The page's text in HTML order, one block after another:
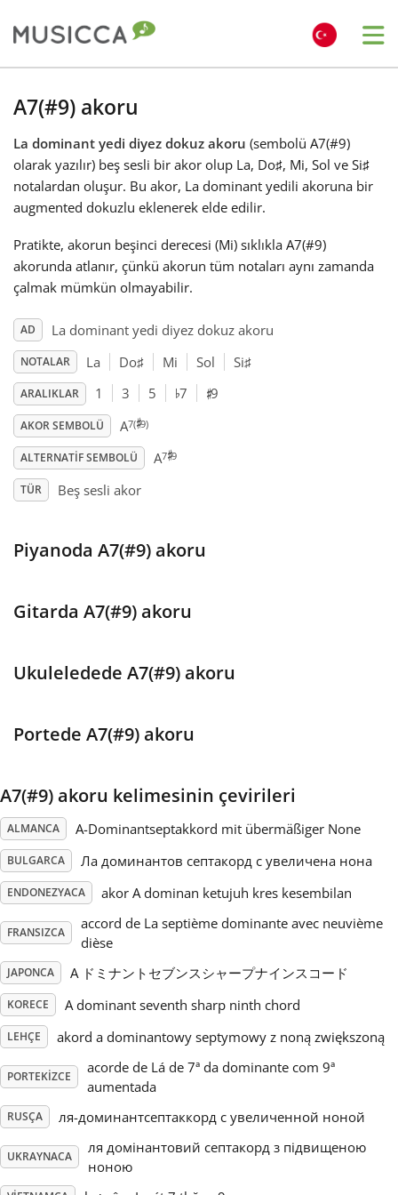
Български
Dansk
Deutsch
Español
Français
한국어
हिन्दी
Italiano
Русский
Svenska
Tiếng Việt
Türkçe
Українська
简体中文
繁體中文
A7(#9) akoru
La dominant yedi diyez dokuz akoru (sembolü A7(#9)
olarak yazılır) beş sesli bir akor olup La, Do♯, Mi, Sol ve Si♯
notalardan oluşur. Bu akor, La dominant yedili akoruna bir
augmented dokuzlu eklenerek elde edilir.
Pratikte, akorun beşinci derecesi (Mi) sıklıkla A7(#9)
akorunda atlanır, çünkü akorun tüm notaları aynı zamanda
çalmak mümkün olmayabilir.
AD La dominant yedi diyez dokuz akoru
NOTALAR La Do♯ Mi Sol Si♯
ARALIKLAR 1 3 5 ♭7 ♯9
AKOR SEMBOLÜ A7(♯9)
ALTERNATIF SEMBOLÜ A7♯9
TÜR Beş sesli akor
Piyanoda A7(#9) akoru
Gitarda A7(#9) akoru
Ukuleledede A7(#9) akoru
Portede A7(#9) akoru
A7(#9) akoru kelimesinin çevirileri
ALMANCA A-Dominantseptakkord mit übermäßiger None
BULGARCA Ла доминантов септакорд с увеличена нона
ENDONEZYACA akor A dominan ketujuh kres kesembilan
FRANSIZCA
accord de La septième dominante avec neuvième
dièse
JAPONCA A ドミナントセブンスシャープナインスコード
KORECE A dominant seventh sharp ninth chord
LEHÇE akord a dominantowy septymowy z noną zwiększoną
PORTEKIZCE
acorde de Lá de 7ª da dominante com 9ª
aumentada
RUSÇA ля-доминантсептаккорд с увеличенной ноной
UKRAYNACA
ля домінантовий септакорд з підвищеною
ноною